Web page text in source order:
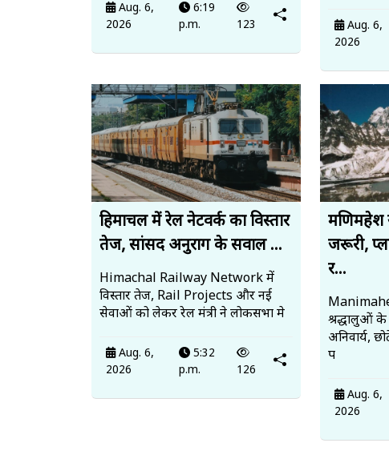
Aug. 6,
2026
6:19
p.m.
123
Aug. 6,
2026
हिमाचल में रेल नेटवर्क का विस्तार
तेज, सांसद अनुराग के सवाल ...
Himachal Railway Network में
विस्तार तेज, Rail Projects और नई
सेवाओं को लेकर रेल मंत्री ने लोकसभा मे
Aug. 6,
2026
5:32
p.m.
126
मणिमहेश
जरूरी,
र...
श्रद्धालुओं
अनिवार्य,
प
Aug. 6,
2026